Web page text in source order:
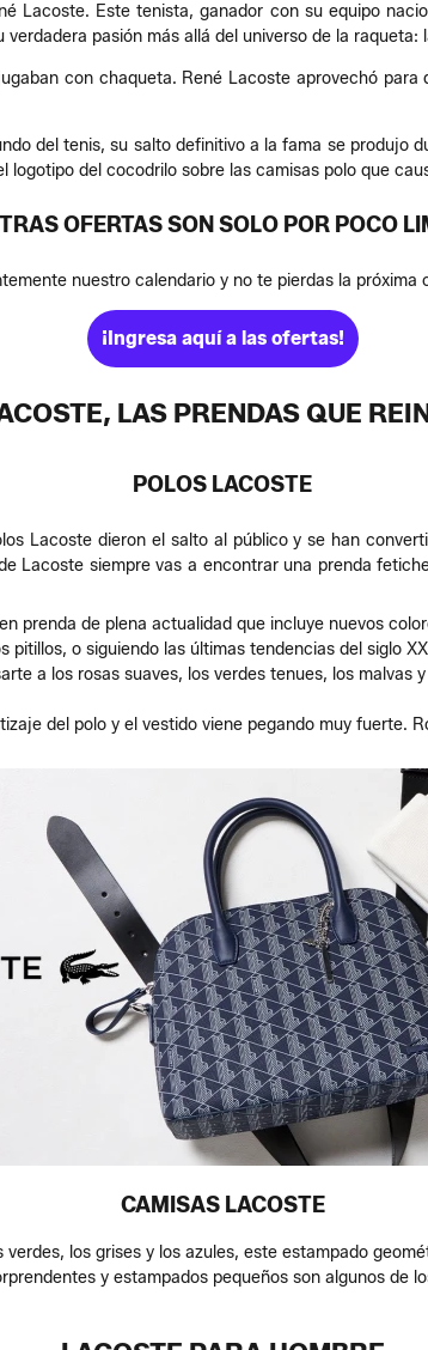
Lacoste. Este tenista, ganador con su equipo
pasión más allá del universo de la raqueta:
con chaqueta. René Lacoste aprovechó
del tenis, su salto definitivo a la fama se produjo
logotipo del cocodrilo sobre las camisas polo que
OFERTAS SON SOLO POR POCO
nuestro calendario y no te pierdas la próxima
¡Ingresa aquí a las ofertas!
LAS PRENDAS QUE
POLOS LACOSTE
Lacoste dieron el salto al público y se han
Lacoste siempre vas a encontrar una prenda
prenda de plena actualidad que incluye nuevos
o siguiendo las últimas tendencias del siglo
a los rosas suaves, los verdes tenues, los malvas
del polo y el vestido viene pegando muy fuerte.
CAMISAS LACOSTE
los grises y los azules, este estampado
y estampados pequeños son algunos de